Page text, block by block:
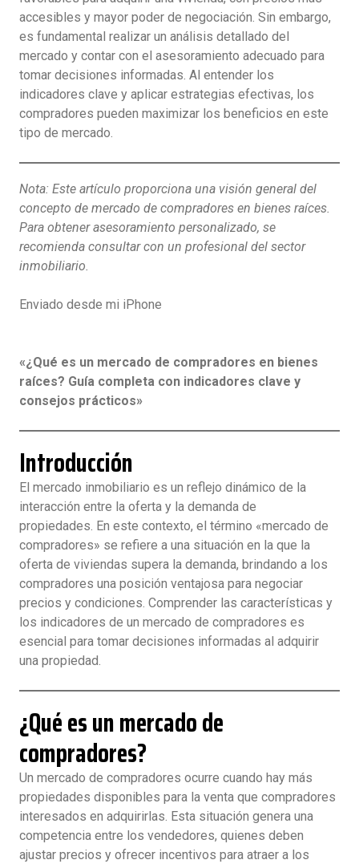
accesibles y mayor poder de negociación. Sin embargo,
es fundamental realizar un análisis detallado del
mercado y contar con el asesoramiento adecuado para
tomar decisiones informadas. Al entender los
indicadores clave y aplicar estrategias efectivas, los
compradores pueden maximizar los beneficios en este
tipo de mercado.
Nota: Este artículo proporciona una visión general del
concepto de mercado de compradores en bienes raíces.
Para obtener asesoramiento personalizado, se
recomienda consultar con un profesional del sector
inmobiliario.
Enviado desde mi iPhone
«¿Qué es un mercado de compradores en bienes
raíces? Guía completa con indicadores clave y
consejos prácticos»
Introducción
El mercado inmobiliario es un reflejo dinámico de la
interacción entre la oferta y la demanda de
propiedades. En este contexto, el término «mercado de
compradores» se refiere a una situación en la que la
oferta de viviendas supera la demanda, brindando a los
compradores una posición ventajosa para negociar
precios y condiciones. Comprender las características y
los indicadores de un mercado de compradores es
esencial para tomar decisiones informadas al adquirir
una propiedad.
¿Qué es un mercado de
compradores?
Un mercado de compradores ocurre cuando hay más
propiedades disponibles para la venta que compradores
interesados en adquirirlas. Esta situación genera una
competencia entre los vendedores, quienes deben
ajustar precios y ofrecer incentivos para atraer a los